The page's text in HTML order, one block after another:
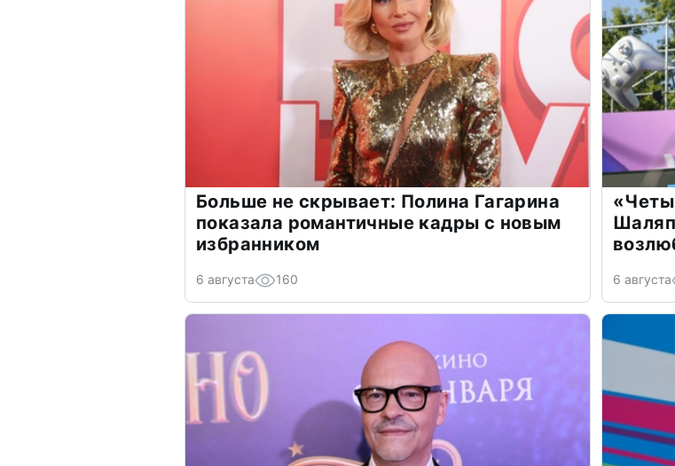
Больше не скрывает: Полина Гагарина
показала романтичные кадры с новым
избранником
6 августа 160 6 августа